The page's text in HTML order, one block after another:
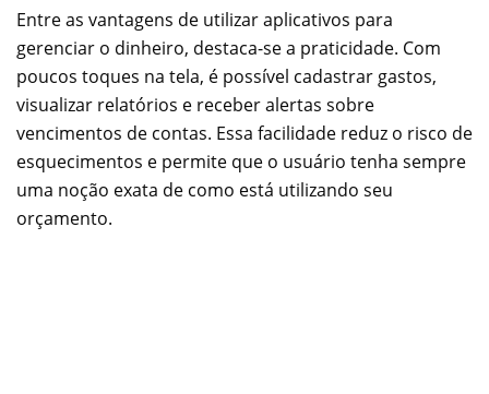
Entre as vantagens de utilizar aplicativos para
gerenciar o dinheiro, destaca-se a praticidade. Com
poucos toques na tela, é possível cadastrar gastos,
visualizar relatórios e receber alertas sobre
vencimentos de contas. Essa facilidade reduz o risco de
esquecimentos e permite que o usuário tenha sempre
uma noção exata de como está utilizando seu
orçamento.